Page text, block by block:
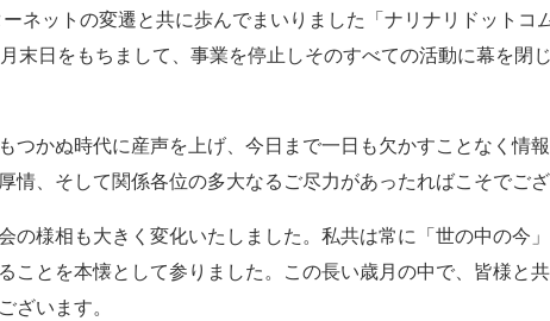
ネットの変遷と共に歩んでまいりました「ナリナリドットコ
日をもちまして、事業を停止しそのすべての活動に幕を閉
つかぬ時代に産声を上げ、今日まで一日も欠かすことなく情
、そして関係各位の多大なるご尽力があったればこそでござ
の様相も大きく変化いたしました。私共は常に「世の中の今
ことを本懐として参りました。この長い歳月の中で、皆様と
ざいます。